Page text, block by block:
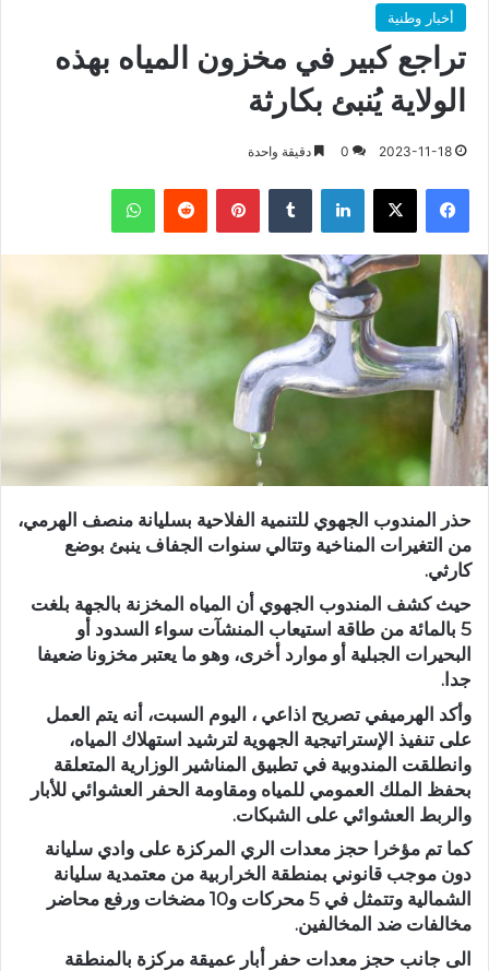
أخبار وطنية
تراجع كبير في مخزون المياه بهذه
الولاية يُنبئ بكارثة
2023-11-18
0 دقيقة واحدة
فيسبوك X لينكدإن بينتيريست واتساب
حذر المندوب الجهوي للتنمية الفلاحية بسليانة منصف الهرمي،
من التغيرات المناخية وتتالي سنوات الجفاف ينبئ بوضع
كارثي.
حيث كشف المندوب الجهوي أن المياه المخزنة بالجهة بلغت
5 بالمائة من طاقة استيعاب المنشآت سواء السدود أو
البحيرات الجبلية أو موارد أخرى، وهو ما يعتبر مخزونا ضعيفا
جدا.
وأكد الهرميفي تصريح اذاعي ، اليوم السبت، أنه يتم العمل
على تنفيذ الإستراتيجية الجهوية لترشيد استهلاك المياه،
وانطلقت المندوبية في تطبيق المناشير الوزارية المتعلقة
بحفظ الملك العمومي للمياه ومقاومة الحفر العشوائي للأبار
والربط العشوائي على الشبكات.
كما تم مؤخرا حجز معدات الري المركزة على وادي سليانة
دون موجب قانوني بمنطقة الخراربية من معتمدية سليانة
الشمالية وتتمثل في 5 محركات و10 مضخات ورفع محاضر
مخالفات ضد المخالفين.
الى جانب حجز معدات حفر أبار عميقة مركزة بالمنطقة